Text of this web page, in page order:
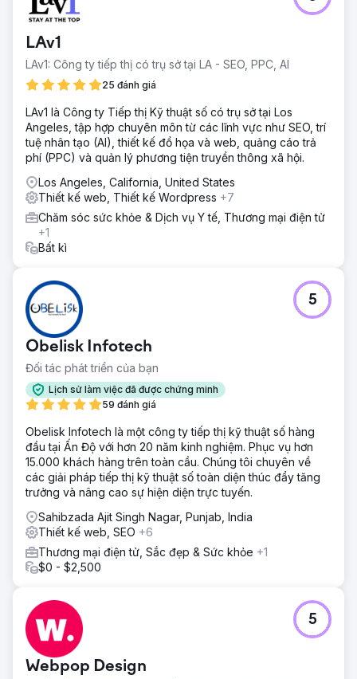
LAv1
LAv1: Công ty tiếp thị có trụ sở tại LA - SEO, PPC, AI
25 đánh giá
LAv1 là Công ty Tiếp thị Kỹ thuật số có trụ sở tại Los
Angeles, tập hợp chuyên môn từ các lĩnh vực như SEO, trí
tuệ nhân tạo (AI), thiết kế đồ họa và web, quảng cáo trả
phí (PPC) và quản lý phương tiện truyền thông xã hội.
Los Angeles, California, United States
Thiết kế web, Thiết kế Wordpress +7
Chăm sóc sức khỏe & Dịch vụ Y tế, Thương mại điện tử
+1
Bất kì
Obelisk Infotech
Đối tác phát triển của bạn
Lịch sử làm việc đã được chứng minh
59 đánh giá
5
Obelisk Infotech là một công ty tiếp thị kỹ thuật số hàng
đầu tại Ấn Độ với hơn 20 năm kinh nghiệm. Phục vụ hơn
15.000 khách hàng trên toàn cầu. Chúng tôi chuyên về
các giải pháp tiếp thị kỹ thuật số toàn diện thúc đẩy tăng
trưởng và nâng cao sự hiện diện trực tuyến.
Sahibzada Ajit Singh Nagar, Punjab, India
Thiết kế web, SEO +6
Thương mại điện tử, Sắc đẹp & Sức khỏe +1
$0 - $2,500
Webpop Design
5